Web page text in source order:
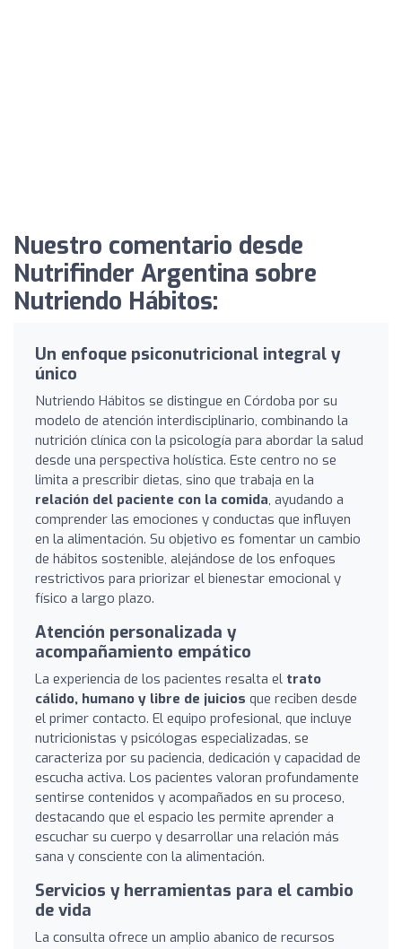
Nuestro comentario desde
Nutrifinder Argentina sobre
Nutriendo Hábitos:
Un enfoque psiconutricional integral y
único
Nutriendo Hábitos se distingue en Córdoba por su
modelo de atención interdisciplinario, combinando la
nutrición clínica con la psicología para abordar la salud
desde una perspectiva holística. Este centro no se
limita a prescribir dietas, sino que trabaja en la
relación del paciente con la comida, ayudando a
comprender las emociones y conductas que influyen
en la alimentación. Su objetivo es fomentar un cambio
de hábitos sostenible, alejándose de los enfoques
restrictivos para priorizar el bienestar emocional y
físico a largo plazo.
Atención personalizada y
acompañamiento empático
La experiencia de los pacientes resalta el trato
cálido, humano y libre de juicios que reciben desde
el primer contacto. El equipo profesional, que incluye
nutricionistas y psicólogas especializadas, se
caracteriza por su paciencia, dedicación y capacidad de
escucha activa. Los pacientes valoran profundamente
sentirse contenidos y acompañados en su proceso,
destacando que el espacio les permite aprender a
escuchar su cuerpo y desarrollar una relación más
sana y consciente con la alimentación.
Servicios y herramientas para el cambio
de vida
La consulta ofrece un amplio abanico de recursos